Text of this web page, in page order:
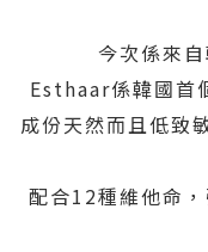
今次係來
Esthaar係韓國首
成份天然而且低致
配合12種維他命